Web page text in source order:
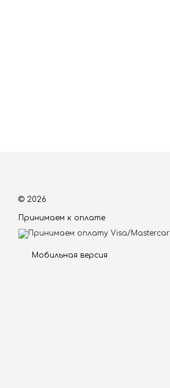
© 2026
Принимаем к оплате
Мобильная версия